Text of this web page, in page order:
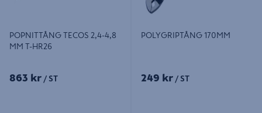
POPNITTÅNG TECOS 2,4-4,8
MM T-HR26
863 kr / ST
POLYGRIPTÅNG 170MM
249 kr / ST